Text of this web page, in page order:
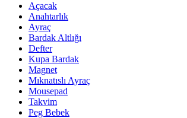
Açacak
Anahtarlık
Ayraç
Bardak Altlığı
Defter
Kupa Bardak
Magnet
Mıknatıslı Ayraç
Mousepad
Takvim
Peg Bebek